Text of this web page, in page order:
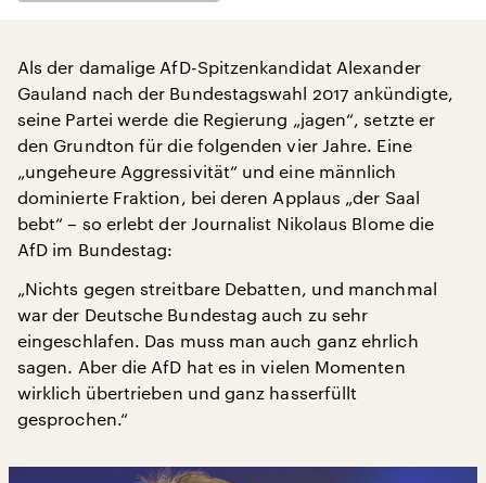
Als der damalige AfD-Spitzenkandidat Alexander
Gauland nach der Bundestagswahl 2017 ankündigte,
seine Partei werde die Regierung „jagen“, setzte er
den Grundton für die folgenden vier Jahre. Eine
„ungeheure Aggressivität“ und eine männlich
dominierte Fraktion, bei deren Applaus „der Saal
bebt“ – so erlebt der Journalist Nikolaus Blome die
AfD im Bundestag:
„Nichts gegen streitbare Debatten, und manchmal
war der Deutsche Bundestag auch zu sehr
eingeschlafen. Das muss man auch ganz ehrlich
sagen. Aber die AfD hat es in vielen Momenten
wirklich übertrieben und ganz hasserfüllt
gesprochen.“